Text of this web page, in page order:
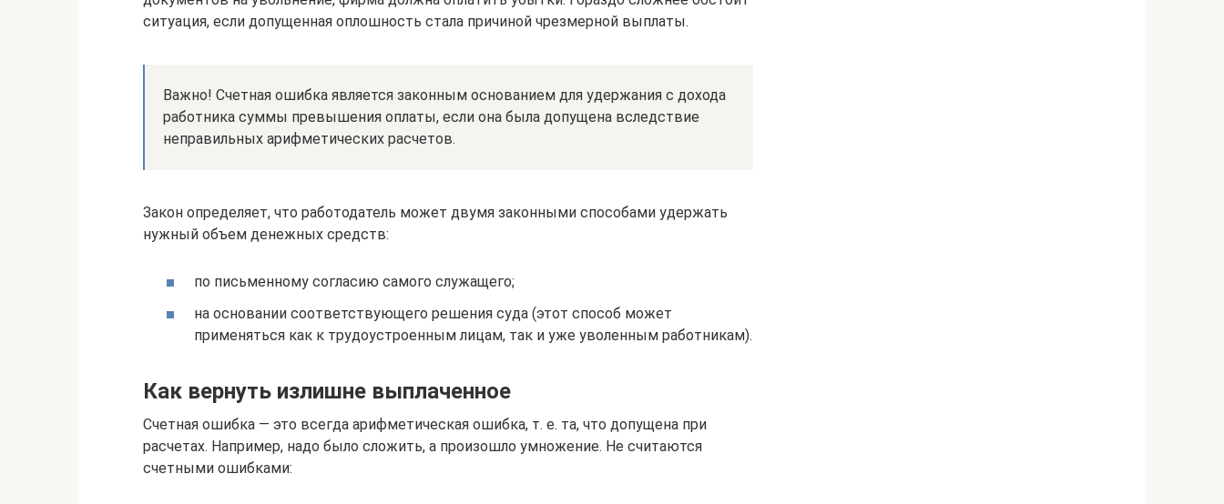
ситуация, если допущенная оплошность стала причиной чрезмерной выплаты.
Важно! Счетная ошибка является законным основанием для удержания с дохода
работника суммы превышения оплаты, если она была допущена вследствие
неправильных арифметических расчетов.
Закон определяет, что работодатель может двумя законными способами удержать
нужный объем денежных средств:
по письменному согласию самого служащего;
на основании соответствующего решения суда (этот способ может
применяться как к трудоустроенным лицам, так и уже уволенным работникам).
Как вернуть излишне выплаченное
Счетная ошибка — это всегда арифметическая ошибка, т. е. та, что допущена при
расчетах. Например, надо было сложить, а произошло умножение. Не считаются
счетными ошибками: